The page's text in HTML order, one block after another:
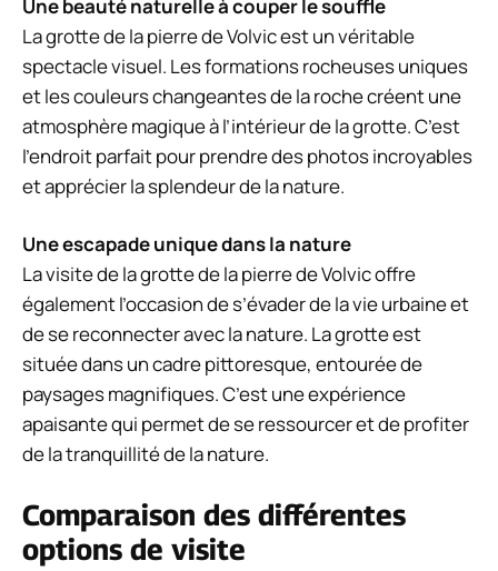
Une beauté naturelle à couper le souffle
La grotte de la pierre de Volvic est un véritable
spectacle visuel. Les formations rocheuses uniques
et les couleurs changeantes de la roche créent une
atmosphère magique à l’intérieur de la grotte. C’est
l’endroit parfait pour prendre des photos incroyables
et apprécier la splendeur de la nature.
Une escapade unique dans la nature
La visite de la grotte de la pierre de Volvic offre
également l’occasion de s’évader de la vie urbaine et
de se reconnecter avec la nature. La grotte est
située dans un cadre pittoresque, entourée de
paysages magnifiques. C’est une expérience
apaisante qui permet de se ressourcer et de profiter
de la tranquillité de la nature.
Comparaison des différentes
options de visite